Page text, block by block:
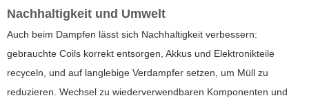
Nachhaltigkeit und Umwelt
Auch beim Dampfen lässt sich Nachhaltigkeit verbessern:
gebrauchte Coils korrekt entsorgen, Akkus und Elektronikteile
recyceln, und auf langlebige Verdampfer setzen, um Müll zu
reduzieren. Wechsel zu wiederverwendbaren Komponenten und